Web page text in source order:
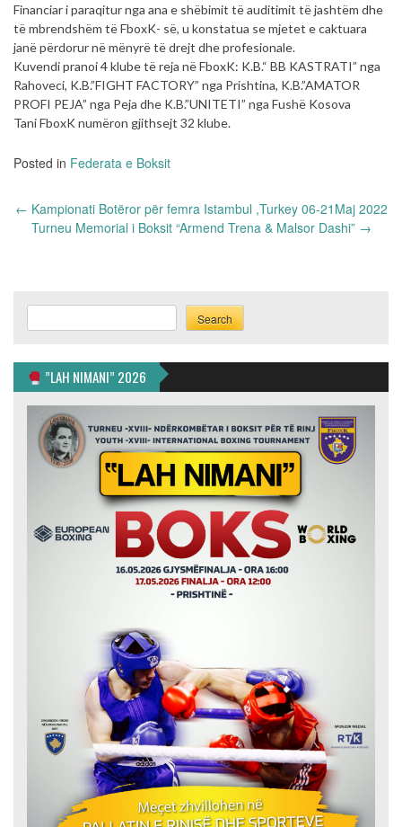
Financiar i paraqitur nga ana e shëbimit të auditimit të jashtëm dhe
të mbrendshëm të FboxK- së, u konstatua se mjetet e caktuara
janë përdorur në mënyrë të drejt dhe profesionale.
Kuvendi pranoi 4 klube të reja në FboxK: K.B.“ BB KASTRATI” nga
Rahoveci, K.B.”FIGHT FACTORY” nga Prishtina, K.B.”AMATOR
PROFI PEJA” nga Peja dhe K.B.”UNITETI” nga Fushë Kosova
Tani FboxK numëron gjithsejt 32 klube.
Posted in Federata e Boksit
Post
navigation
← Kampionati Botëror për femra Istambul ,Turkey 06-21Maj 2022
Turneu Memorial i Boksit “Armend Trena & Malsor Dashi” →
Search
”LAH NIMANI” 2026